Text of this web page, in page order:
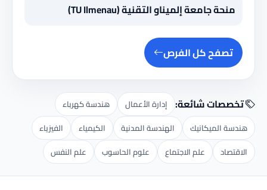
منحة جامعة إلميناو التقنية (TU Ilmenau)
تصفح كل الفرص
تخصصات شائعة: إدارة الأعمال
هندسة كهرباء
هندسة الميكانيك
الهندسة المدنية الكيمياء
الفيزياء
الاقتصاد
علم الاجتماع علوم الحاسوب علم النفس